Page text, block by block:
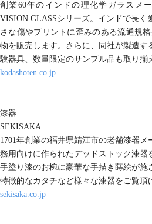
創業60年のインドの理化学ガラスメ
VISION GLASSシリーズ。インドで長く
さな傷やプリントに歪みのある流通規
物を販売します。さらに、同社が製造す
験器具、数量限定のサンプル品も取り揃
kodashoten.co.jp
漆器
SEKISAKA
1701年創業の福井県鯖江市の老舗漆器メ
務用向けに作られたデッドストック漆器
手塗り漆のお椀に豪華な手描き蒔絵が施
特徴的なカタチなど様々な漆器をご覧頂
sekisaka.co.jp